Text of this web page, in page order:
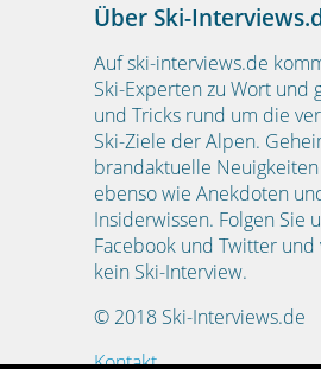
Über Ski-
Auf ski-interviews.de
Ski-Experten zu Wort und
und Tricks rund um die
Ski-Ziele der Alpen.
brandaktuelle
ebenso wie Anekdoten
Insiderwissen. Folgen Sie
Facebook und Twitter und
kein Ski-Interview.
© 2018 Ski-Interviews.de
Kontakt